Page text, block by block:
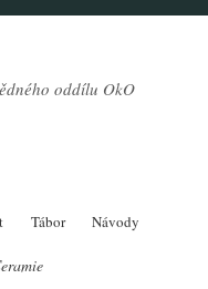
oddílu OkO
Tábor Návody